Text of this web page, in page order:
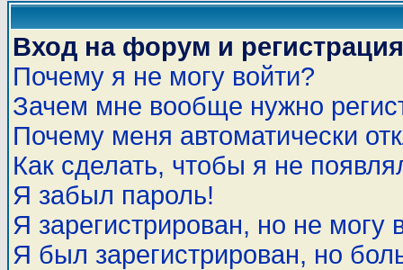
Вход на форум и регистрация
Почему я не могу войти?
Зачем мне вообще нужно
Почему меня автоматически
Как сделать, чтобы я не
Я забыл пароль!
Я зарегистрирован, но не могу
Я был зарегистрирован, но